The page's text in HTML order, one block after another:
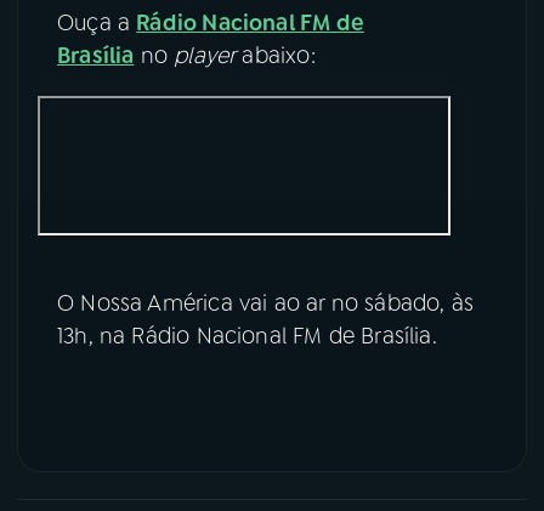
Ouça a Rádio Nacional FM de
Brasília no playerabaixo:
O Nossa América vai ao ar no sábado, às
13h, na Rádio Nacional FM de Brasília.